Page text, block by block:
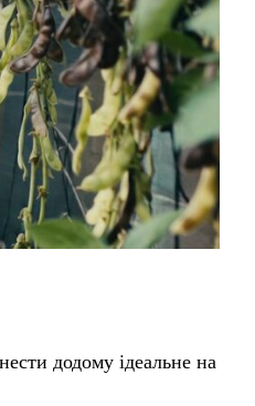
додому ідеальне на